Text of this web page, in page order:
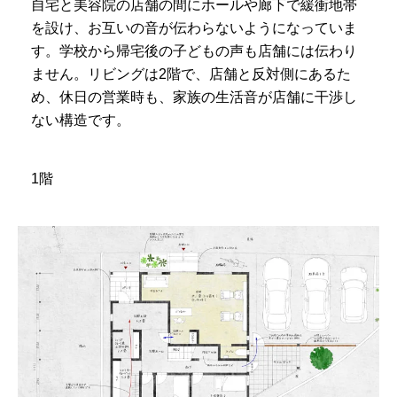
自宅と美容院の店舗の間にホールや廊下で緩衝地帯
を設け、お互いの音が伝わらないようになっていま
す。学校から帰宅後の子どもの声も店舗には伝わり
ません。リビングは2階で、店舗と反対側にあるた
め、休日の営業時も、家族の生活音が店舗に干渉し
ない構造です。
1階